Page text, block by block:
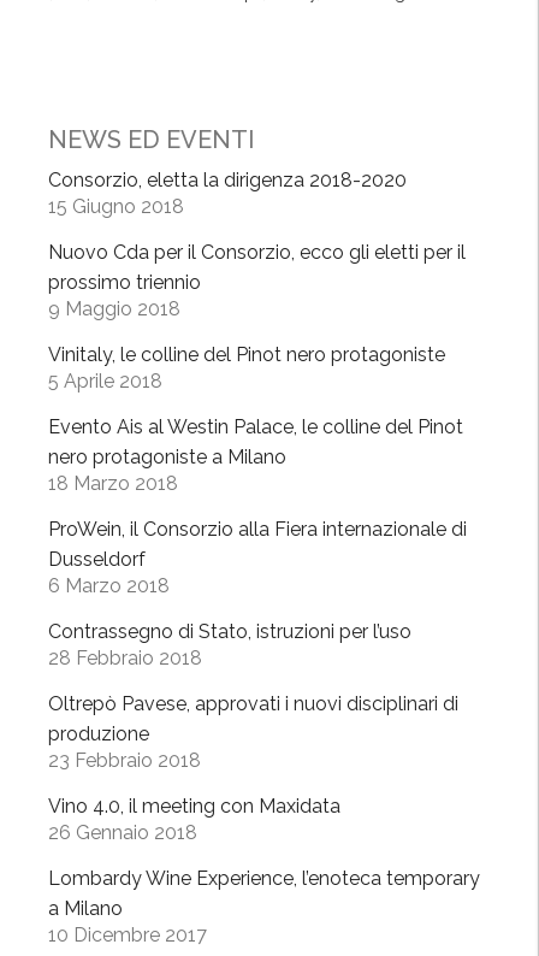
a
p
a
g
n
e
l
“
s
f
i
d
a
d
a
B
a
l
a
i
o
”
NEWS ED EVENTI
Consorzio, eletta la dirigenza 2018-2020
15 Giugno 2018
Nuovo Cda per il Consorzio, ecco gli eletti per il
prossimo triennio
9 Maggio 2018
Vinitaly, le colline del Pinot nero protagoniste
5 Aprile 2018
Evento Ais al Westin Palace, le colline del Pinot
nero protagoniste a Milano
18 Marzo 2018
ProWein, il Consorzio alla Fiera internazionale di
Dusseldorf
6 Marzo 2018
Contrassegno di Stato, istruzioni per l’uso
28 Febbraio 2018
Oltrepò Pavese, approvati i nuovi disciplinari di
produzione
23 Febbraio 2018
Vino 4.0, il meeting con Maxidata
26 Gennaio 2018
Lombardy Wine Experience, l’enoteca temporary
a Milano
10 Dicembre 2017